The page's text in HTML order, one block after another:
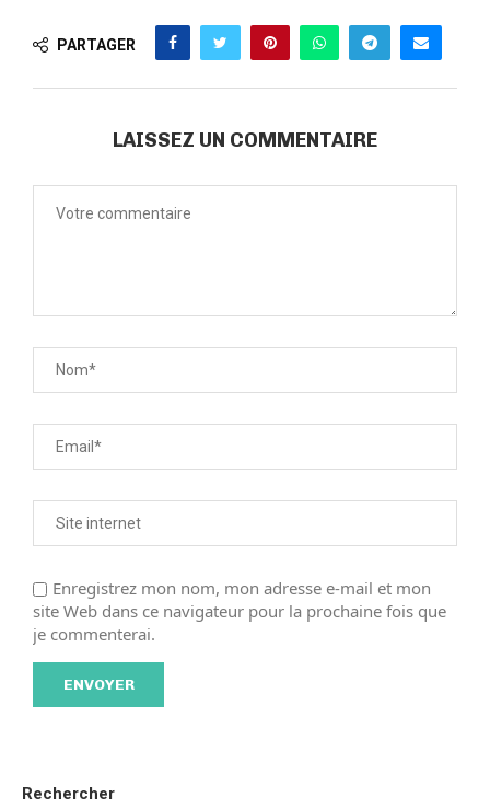
PARTAGER
LAISSEZ UN COMMENTAIRE
Enregistrez mon nom, mon adresse e-mail et mon
site Web dans ce navigateur pour la prochaine fois que
je commenterai.
Rechercher